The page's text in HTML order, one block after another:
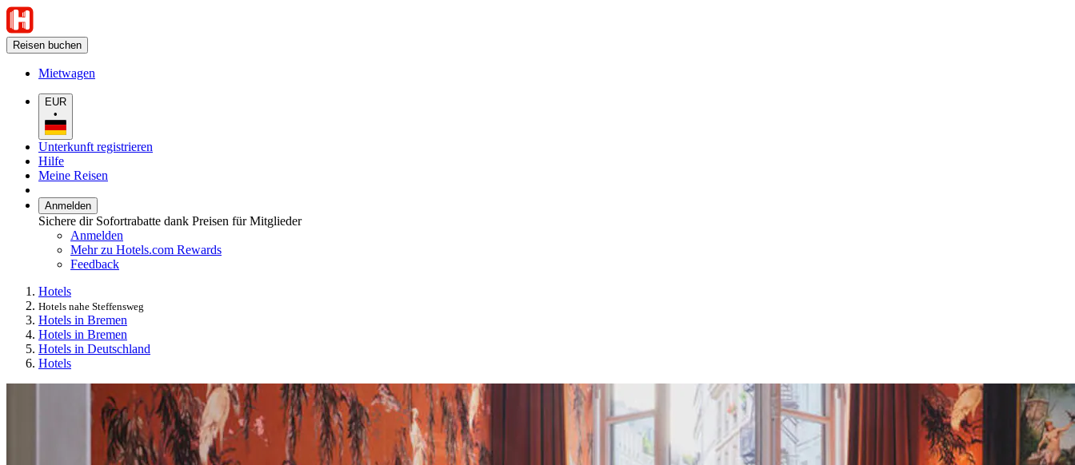
Reisen buchen
Mietwagen
EUR
•
Unterkunft registrieren
Hilfe
Meine Reisen
Anmelden
Sichere dir Sofortrabatte dank Preisen für Mitglieder
Anmelden
Mehr zu Hotels.com Rewards
Feedback
Hotels
Hotels nahe Steffensweg
Hotels in Bremen
Hotels in Bremen
Hotels in Deutschland
Hotels